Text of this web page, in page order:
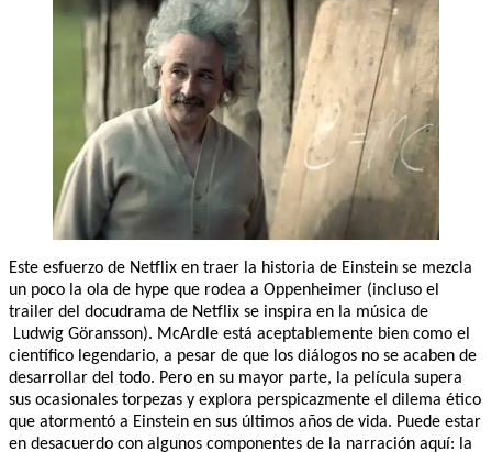
Este esfuerzo de Netflix en traer la historia de Einstein se mezcla
un poco la ola de hype que rodea a Oppenheimer (incluso el
trailer del docudrama de Netflix se inspira en la música de
Ludwig Göransson). McArdle está aceptablemente bien como el
científico legendario, a pesar de que los diálogos no se acaben de
desarrollar del todo. Pero en su mayor parte, la película supera
sus ocasionales torpezas y explora perspicazmente el dilema ético
que atormentó a Einstein en sus últimos años de vida. Puede estar
en desacuerdo con algunos componentes de la narración aquí: la